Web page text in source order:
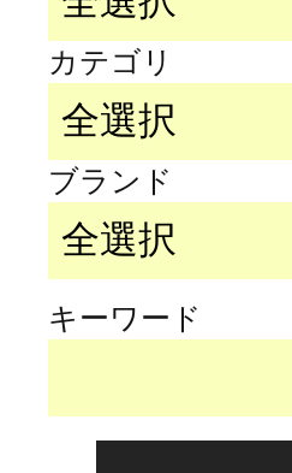
カテゴリ
ブランド
キーワード